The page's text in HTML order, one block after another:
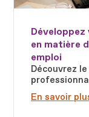
en matière
emploi
Découvrez
En savoir